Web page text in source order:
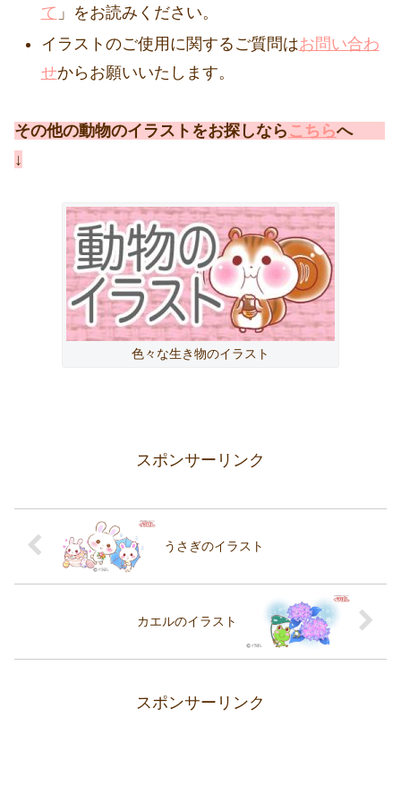
て 」をお読みください。
イラストのご使用に関するご質問はお問い合わ
せからお願いいたします。
その他の動物のイラストをお探しなら こちらへ
↓
色々な生き物のイラスト
スポンサーリンク
うさぎのイラスト
カエルのイラスト
スポンサーリンク